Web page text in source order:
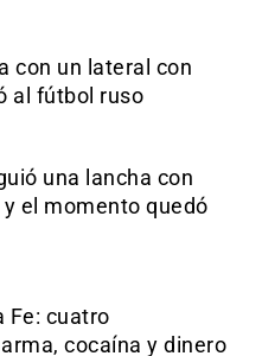
con un lateral con
al fútbol ruso
una lancha con
el momento quedó
Fe: cuatro
cocaína y dinero